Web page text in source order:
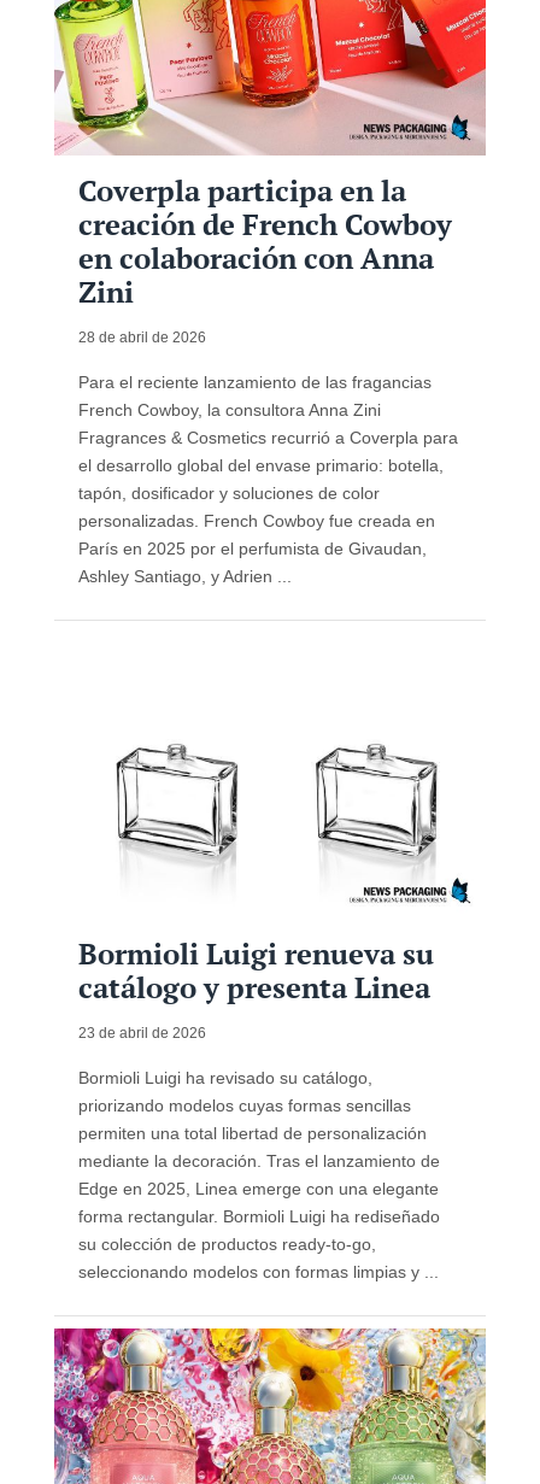
Coverpla participa en la
creación de French Cowboy
en colaboración con Anna
Zini
28 de abril de 2026
Para el reciente lanzamiento de las fragancias
French Cowboy, la consultora Anna Zini
Fragrances & Cosmetics recurrió a Coverpla para
el desarrollo global del envase primario: botella,
tapón, dosificador y soluciones de color
personalizadas. French Cowboy fue creada en
París en 2025 por el perfumista de Givaudan,
Ashley Santiago, y Adrien ...
Bormioli Luigi renueva su
catálogo y presenta Linea
23 de abril de 2026
Bormioli Luigi ha revisado su catálogo,
priorizando modelos cuyas formas sencillas
permiten una total libertad de personalización
mediante la decoración. Tras el lanzamiento de
Edge en 2025, Linea emerge con una elegante
forma rectangular. Bormioli Luigi ha rediseñado
su colección de productos ready-to-go,
seleccionando modelos con formas limpias y ...